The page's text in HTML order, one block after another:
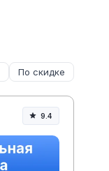
По скидке
9.4